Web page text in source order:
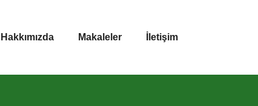
Hakkımızda Makaleler İletişim